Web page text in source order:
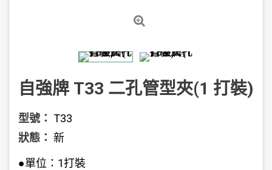
自強牌 T33 二孔管型夾(1 打裝)
型號： T33
狀態： 新
●單位：1打裝